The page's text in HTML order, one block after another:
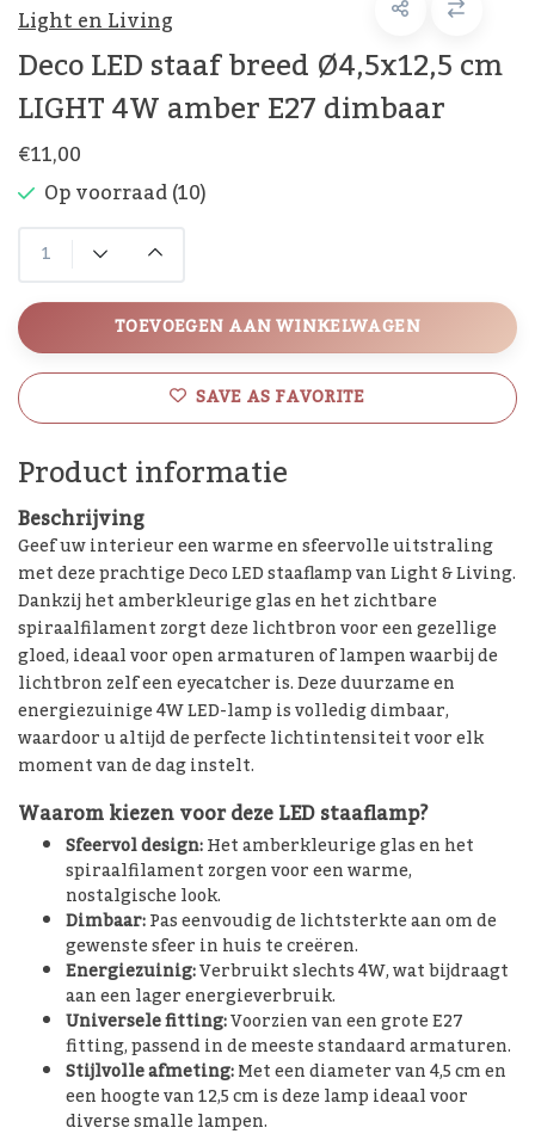
Light en Living
Deco LED staaf breed Ø4,5x12,5 cm
LIGHT 4W amber E27 dimbaar
€11,00
Op voorraad (10)
TOEVOEGEN AAN WINKELWAGEN
SAVE AS FAVORITE
Product informatie
Beschrijving
Geef uw interieur een warme en sfeervolle uitstraling
met deze prachtige Deco LED staaflamp van Light & Living.
Dankzij het amberkleurige glas en het zichtbare
spiraalfilament zorgt deze lichtbron voor een gezellige
gloed, ideaal voor open armaturen of lampen waarbij de
lichtbron zelf een eyecatcher is. Deze duurzame en
energiezuinige 4W LED-lamp is volledig dimbaar,
waardoor u altijd de perfecte lichtintensiteit voor elk
moment van de dag instelt.
Waarom kiezen voor deze LED staaflamp?
Sfeervol design:Het amberkleurige glas en het
spiraalfilament zorgen voor een warme,
nostalgische look.
Dimbaar:Pas eenvoudig de lichtsterkte aan om de
gewenste sfeer in huis te creëren.
Energiezuinig:Verbruikt slechts 4W, wat bijdraagt
aan een lager energieverbruik.
Universele fitting:Voorzien van een grote E27
fitting, passend in de meeste standaard armaturen.
Stijlvolle afmeting:Met een diameter van 4,5 cm en
een hoogte van 12,5 cm is deze lamp ideaal voor
diverse smalle lampen.